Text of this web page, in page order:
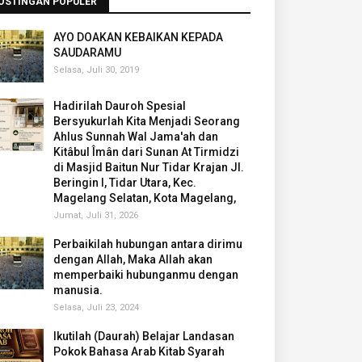
AYO DOAKAN KEBAIKAN KEPADA
SAUDARAMU
Selasa, Juli 30, 2019
Hadirilah Dauroh Spesial
Bersyukurlah Kita Menjadi Seorang
Ahlus Sunnah Wal Jama'ah dan
Kitâbul Îmân dari Sunan At Tirmidzi
di Masjid Baitun Nur Tidar Krajan Jl.
Beringin I, Tidar Utara, Kec.
Magelang Selatan, Kota Magelang,
Jumat, Juli 31, 2026
Perbaikilah hubungan antara dirimu
dengan Allah, Maka Allah akan
memperbaiki hubunganmu dengan
manusia.
Selasa, Juli 23, 2024
Ikutilah (Daurah) Belajar Landasan
Pokok Bahasa Arab Kitab Syarah